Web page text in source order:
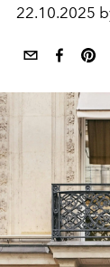
22.10.2025